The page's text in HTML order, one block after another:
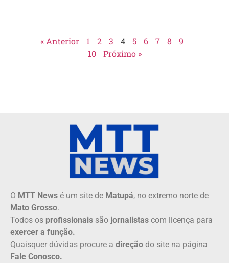
« Anterior 1 2 3 4 5 6 7 8
9
10
Próximo »
O MTT News é um site de Matupá, no extremo norte de
Mato Grosso.
Todos os profissionais são jornalistas com licença para
exercer a função.
Quaisquer dúvidas procure a direção do site na página
Fale Conosco.